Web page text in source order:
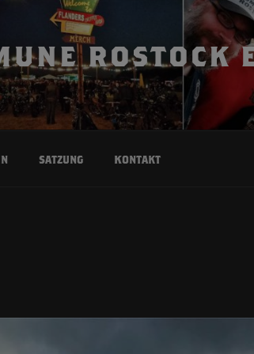
ROSTOCK
Satzung Kontakt